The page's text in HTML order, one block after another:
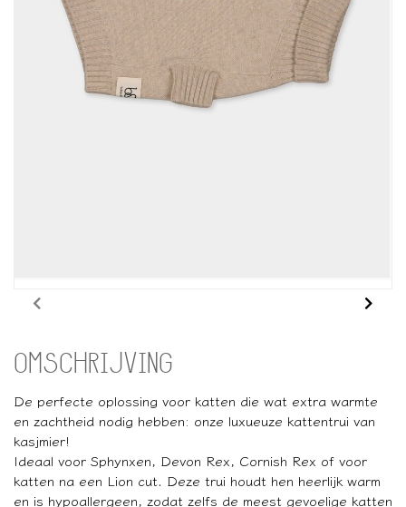
OMSCHRIJVING
De perfecte oplossing voor katten die wat extra warmte
en zachtheid nodig hebben: onze luxueuze kattentrui van
kasjmier!
Ideaal voor Sphynxen, Devon Rex, Cornish Rex of voor
katten na een Lion cut. Deze trui houdt hen heerlijk warm
en is hypoallergeen, zodat zelfs de meest gevoelige katten